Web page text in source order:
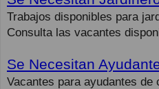
Trabajos disponibles para
Consulta las vacantes
Se Necesitan
Vacantes para ayudantes de